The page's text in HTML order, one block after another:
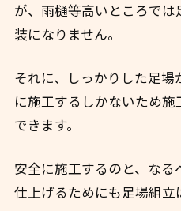
が、雨樋等高いところで
装になりません。
それに、しっかりした足
に施工するしかないため
できます。
安全に施工するのと、なる
仕上げるためにも足場組立